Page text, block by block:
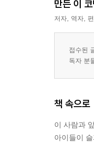
만든 이
저자, 역자,
접수된
독자 분
책 속으로
이 사람과
아이들이